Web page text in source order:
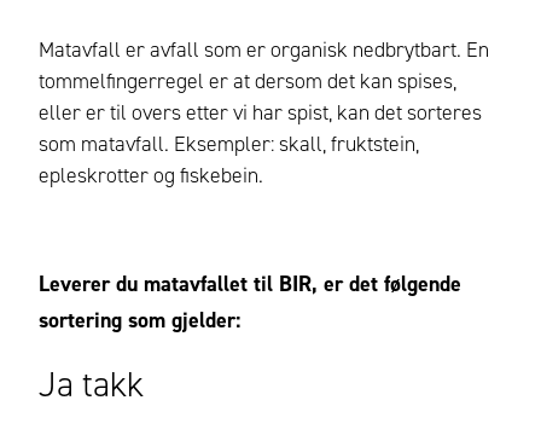
Matavfall er avfall som er organisk nedbrytbart. En
tommelfingerregel er at dersom det kan spises,
eller er til overs etter vi har spist, kan det sorteres
som matavfall. Eksempler: skall, fruktstein,
epleskrotter og fiskebein.
Leverer du matavfallet til BIR, er det følgende
sortering som gjelder:
Ja takk